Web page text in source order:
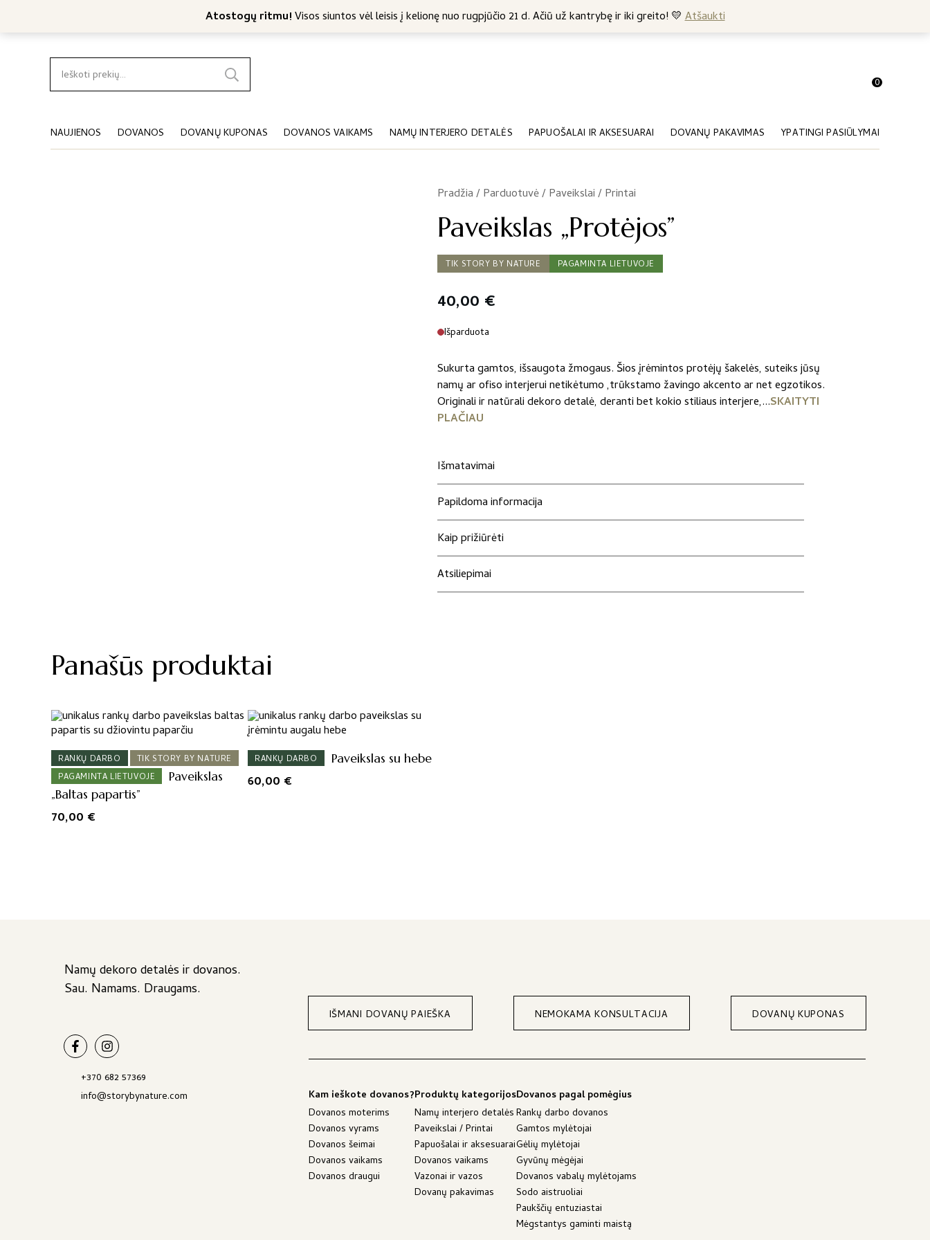
Atostogų ritmu!Visos siuntos vėl leisis į kelionę nuo rugpjūčio 21 d. Ačiū už kantrybę ir iki greito! 💛Atšaukti
Nemokamas siuntimas nuo 45 Eur
Ieškoti:
0
NAUJIENOS DOVANOS DOVANŲ KUPONAS DOVANOS VAIKAMS NAMŲ INTERJERO DETALĖS PAPUOŠALAI IR AKSESUARAI DOVANŲ PAKAVIMAS YPATINGI PASIŪLYMAI
Pradžia/Parduotuvė/Paveikslai / Printai
/
Paveikslas „Protėjos”
TIK STORY BY NATURE PAGAMINTA LIETUVOJE
40,00 €
Išparduota
Sukurta gamtos, išsaugota žmogaus. Šios įrėmintos protėjų šakelės, suteiks jūsų
namų ar ofiso interjerui netikėtumo ,trūkstamo žavingo akcento ar net egzotikos.
Originali ir natūrali dekoro detalė, deranti bet kokio stiliaus interjere,...SKAITYTI
PLAČIAU
Išmatavimai
Papildoma informacija
Kaip prižiūrėti
Atsiliepimai
Panašūs produktai
RANKŲ DARBO
TIK STORY BY NATURE
PAGAMINTA LIETUVOJE
Paveikslas
„Baltas papartis”
70,00 €
RANKŲ DARBO Paveikslas su hebe
60,00 €
Namų dekoro detalės ir dovanos.
Sau. Namams. Draugams.
+370 682 57369
info@storybynature.com
IŠMANI DOVANŲ PAIEŠKA NEMOKAMA KONSULTACIJA DOVANŲ KUPONAS
Kam ieškote dovanos?
Dovanos moterims
Dovanos vyrams
Dovanos šeimai
Dovanos vaikams
Dovanos draugui
Produktų kategorijos
Namų interjero detalės
Paveikslai / Printai
Papuošalai ir aksesuarai
Dovanos vaikams
Vazonai ir vazos
Dovanų pakavimas
Dovanos pagal pomėgius
Rankų darbo dovanos
Gamtos mylėtojai
Gėlių mylėtojai
Gyvūnų mėgėjai
Dovanos vabalų mylėtojams
Sodo aistruoliai
Paukščių entuziastai
Mėgstantys gaminti maistą